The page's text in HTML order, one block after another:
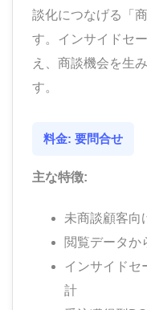
談化につなげる「
す。インサイドセ
え、商談機会を生
す。
料金: 要問合せ
主な特徴:
未商談顧客向
閲覧データか
インサイドセ
計